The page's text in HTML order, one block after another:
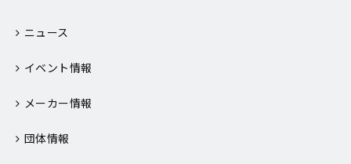
ニュース
イベント情報
メーカー情報
団体情報